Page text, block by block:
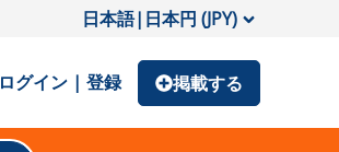
日本語| 日本円 (JPY)
ログイン | 登録 掲載する